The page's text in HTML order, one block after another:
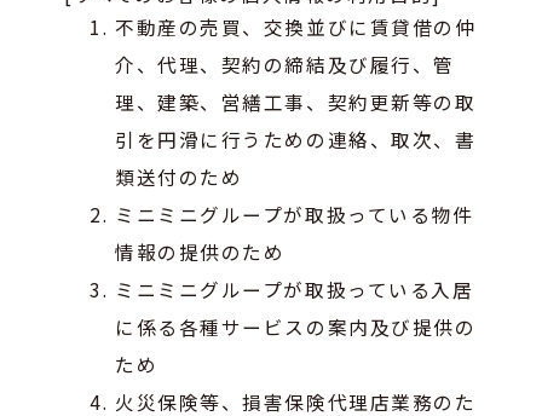
不動産の売買、交換並びに賃貸借の仲
介、代理、契約の締結及び履行、管
理、建築、営繕工事、契約更新等の取
引を円滑に行うための連絡、取次、書
類送付のため
ミニミニグループが取扱っている物件
情報の提供のため
ミニミニグループが取扱っている入居
に係る各種サービスの案内及び提供の
ため
火災保険等、損害保険代理店業務のた